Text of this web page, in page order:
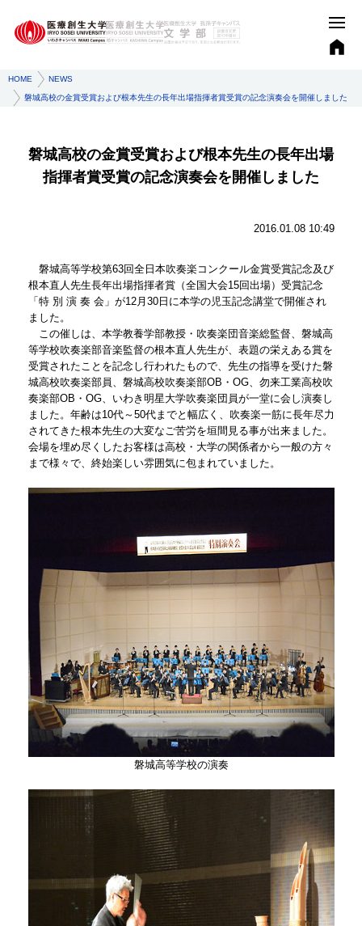
HOME NEWS
磐城高校の金賞受賞および根本先生の長年出場指揮者賞受賞の記念演奏会を開催しました
磐城高校の金賞受賞および根本先生の長年出場
指揮者賞受賞の記念演奏会を開催しました
2016.01.08 10:49
磐城高等学校第63回全日本吹奏楽コンクール金賞受賞記念及び
根本直人先生長年出場指揮者賞（全国大会15回出場）受賞記念
「特 別 演 奏 会」が12月30日に本学の児玉記念講堂で開催され
ました。
この催しは、本学教養学部教授・吹奏楽団音楽総監督、磐城高
等学校吹奏楽部音楽監督の根本直人先生が、表題の栄えある賞を
受賞されたことを記念し行われたもので、先生の指導を受けた磐
城高校吹奏楽部員、磐城高校吹奏楽部OB・OG、勿来工業高校吹
奏楽部OB・OG、いわき明星大学吹奏楽団員が一堂に会し演奏し
ました。年齢は10代～50代までと幅広く、吹奏楽一筋に長年尽力
されてきた根本先生の大変なご苦労を垣間見る事が出来ました。
会場を埋め尽くしたお客様は高校・大学の関係者から一般の方々
まで様々で、終始楽しい雰囲気に包まれていました。
磐城高等学校の演奏